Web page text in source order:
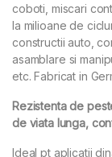
coboti, miscari
la milioane de
constructii auto,
asamblare si
etc. Fabricat in
Rezistenta de
de viata lunga,
Ideal pt aplicatii